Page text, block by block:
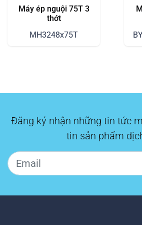
Máy ép nguội 75T 3
thớt
MH3248x75T
Đăng ký nhận những tin tức
tin sản phẩm